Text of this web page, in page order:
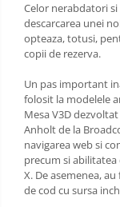
Celor nerabdatori si
descarcarea unei
opteaza, totusi,
copii de rezerva.
Un pas important
folosit la modelele
Mesa V3D
Anholt de la
navigarea web si
precum si
X. De asemenea,
de cod cu sursa